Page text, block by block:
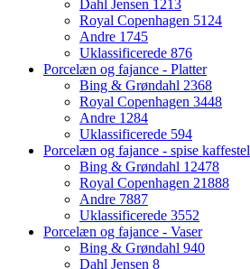
Dahl Jensen 1213
Royal Copenhagen 5124
Andre 1745
Uklassificerede 876
Porcelæn og fajance - Platter
Bing & Grøndahl 2368
Royal Copenhagen 3448
Andre 1284
Uklassificerede 594
Porcelæn og fajance - spise kaffestel
Bing & Grøndahl 12478
Royal Copenhagen 21888
Andre 7887
Uklassificerede 3552
Porcelæn og fajance - Vaser
Bing & Grøndahl 940
Dahl Jensen 8